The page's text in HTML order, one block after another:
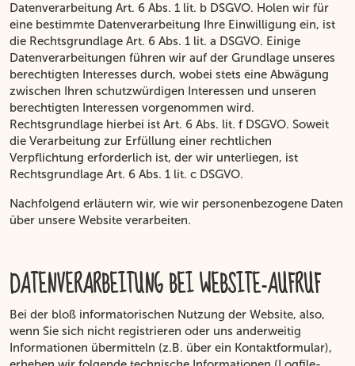
Datenverarbeitung Art. 6 Abs. 1 lit. b DSGVO. Holen wir für
eine bestimmte Datenverarbeitung Ihre Einwilligung ein, ist
die Rechtsgrundlage Art. 6 Abs. 1 lit. a DSGVO. Einige
Datenverarbeitungen führen wir auf der Grundlage unseres
berechtigten Interesses durch, wobei stets eine Abwägung
zwischen Ihren schutzwürdigen Interessen und unseren
berechtigten Interessen vorgenommen wird.
Rechtsgrundlage hierbei ist Art. 6 Abs. lit. f DSGVO. Soweit
die Verarbeitung zur Erfüllung einer rechtlichen
Verpflichtung erforderlich ist, der wir unterliegen, ist
Rechtsgrundlage Art. 6 Abs. 1 lit. c DSGVO.
Nachfolgend erläutern wir, wie wir personenbezogene Daten
über unsere Website verarbeiten.
DATENVERARBEITUNG BEI WEBSITE-AUFRUF
Bei der bloß informatorischen Nutzung der Website, also,
wenn Sie sich nicht registrieren oder uns anderweitig
Informationen übermitteln (z.B. über ein Kontaktformular),